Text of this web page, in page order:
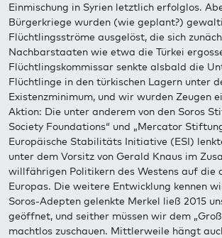
Einmischung in Syrien letztlich erfolglos.
Bürgerkriege wurden (wie geplant?)
Flüchtlingsströme ausgelöst, die sich
Nachbarstaaten wie etwa die Türkei
Flüchtlingskommissar senkte alsbald die
Flüchtlinge in den türkischen Lagern unter
Existenzminimum, und wir wurden Zeugen
Aktion: Die unter anderem von den Soros
Society Foundations“ und „Mercator
Europäische Stabilitäts Initiative (ESI)
unter dem Vorsitz von Gerald Knaus im
willfährigen Politikern des Westens auf die
Europas. Die weitere Entwicklung kennen
Soros-Adepten gelenkte Merkel ließ 2015
geöffnet, und seither müssen wir dem
machtlos zuschauen. Mittlerweile hängt